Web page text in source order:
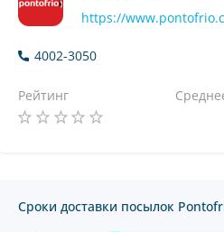
https://
4002-3050
Рейтинг
Сроки доставки посылок